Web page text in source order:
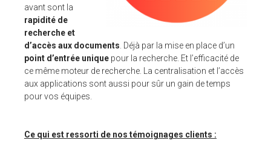
avant sont la
rapidité de
recherche et
d’accès aux documents . Déjà par la mise en place d’un
point d’entrée unique pour la recherche. Et l’efficacité de
ce même moteur de recherche. La centralisation et l’accès
aux applications sont aussi pour sûr un gain de temps
pour vos équipes.
Ce qui est ressorti de nos témoignages clients :